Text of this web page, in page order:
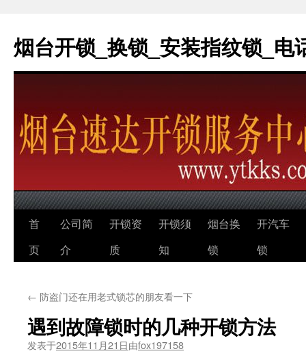
烟台开锁_换锁_安装指纹锁_电
跳
至
文
首
页
公司简
介
开锁资
质
开锁须
知
烟台换
锁
开汽车
锁
← 防盗门还在用老式锁芯的朋友看一下
遇到故障锁时的几种开锁方法
发表于2015年11月21日由fox197158